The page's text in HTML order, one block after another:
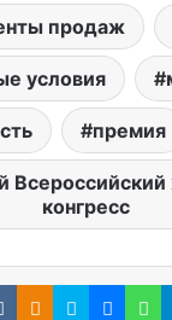
продаж
условия
премия
конгресс
Вконтакте
Одноклассники
Skype